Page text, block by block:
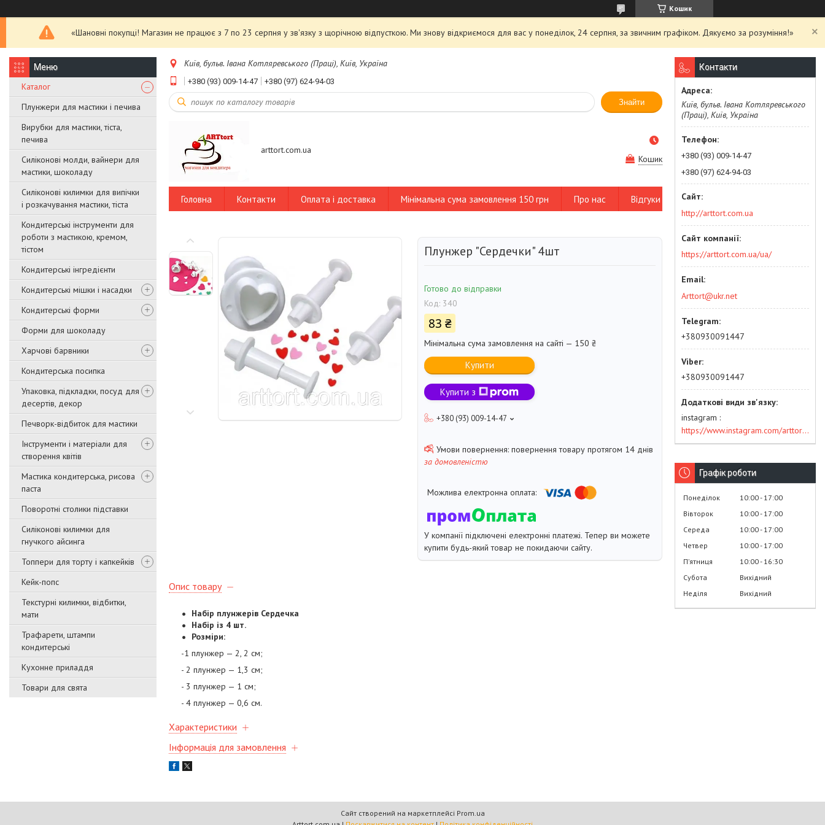
Кошик
«Шановні покупці! Магазин не працює з 7 по 23 серпня у зв'язку з щорічною відпусткою. Ми знову відкриємося для вас у понеділок, 24 серпня, за звичним графіком. Дякуємо за розуміння!»
Каталог
Плунжери для мастики і печива
Вирубки для мастики, тіста,
печива
Силіконові молди, вайнери для
мастики, шоколаду
Силіконові килимки для випічки
і розкачування мастики, тіста
Кондитерські інструменти для
роботи з мастикою, кремом,
тістом
Кондитерські інгредієнти
Кондитерські мішки і насадки
Кондитерські форми
Форми для шоколаду
Харчові барвники
Кондитерська посипка
Упаковка, підкладки, посуд для
десертів, декор
Печворк-відбиток для мастики
Інструменти і матеріали для
створення квітів
Мастика кондитерська, рисова
паста
Поворотні столики підставки
Силіконові килимки для
гнучкого айсинга
Топпери для торту і капкейків
Кейк-попс
Текстурні килимки, відбитки,
мати
Трафарети, штампи
кондитерські
Кухонне приладдя
Товари для свята
Київ, бульв. Івана Котляревського (Праці), Київ, Україна
+380 (93) 009-14-47 +380 (97) 624-94-03
Знайти
arttort.com.ua
Кошик
Головна Контакти Оплата і доставка Мінімальна сума замовлення 150 грн Про нас Відгуки
Плунжер "Сердечки" 4шт
Готово до відправки
Код: 340
83 ₴
Мінімальна сума замовлення на сайті — 150 ₴
Купити
Купити з
+380 (93) 009-14-47
повернення товару протягом 14 днів
за домовленістю
У компанії підключені електронні платежі. Тепер ви можете
купити будь-який товар не покидаючи сайту.
Опис товару
Набір плунжерів Сердечка
Набір із 4 шт.
Розміри:
-1 плунжер — 2, 2 см;
- 2 плунжер — 1,3 см;
- 3 плунжер — 1 см;
- 4 плунжер — 0,6 см.
Характеристики
Інформація для замовлення
Контакти
Київ, бульв. Івана Котляревського
(Праці), Київ, Україна
+380 (93) 009-14-47
+380 (97) 624-94-03
http://arttort.com.ua
https://arttort.com.ua/ua/
Arttort@ukr.net
+380930091447
+380930091447
instagram
https://www.instagram.com/arttort.com.ua/
Графік роботи
Понеділок 10:00 17:00
Вівторок
10:00 17:00
Середа
10:00 17:00
Четвер
10:00 17:00
Пʼятниця
10:00 16:30
Субота
Вихідний
Неділя
Вихідний
Сайт створений на маркетплейсі Prom.ua